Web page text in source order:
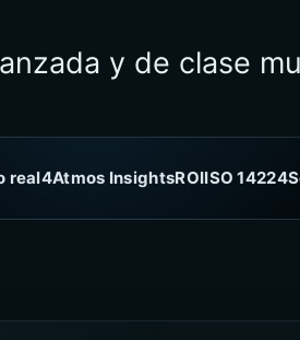
y de clase
real4Atmos InsightsROIISO 14224